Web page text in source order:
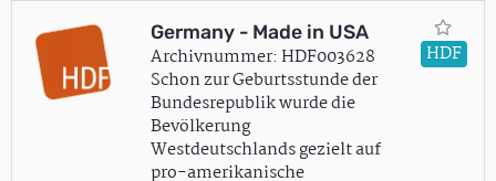
Germany - Made in USA
Archivnummer: HDF003628
Schon zur Geburtsstunde der
Bundesrepublik wurde die
Bevölkerung
Westdeutschlands gezielt auf
pro-amerikanische
HDF